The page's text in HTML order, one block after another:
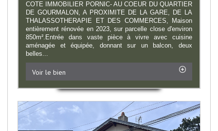
COTE IMMOBILIER PORNIC- AU COEUR DU QUARTIER
DE GOURMALON, A PROXIMITE DE LA GARE, DE LA
THALASSOTHERAPIE ET DES COMMERCES, Maison
entièrement rénovée en 2023, sur parcelle close d'environ
850m².Entrée dans vaste pièce à vivre avec cuisine
aménagée et équipée, donnant sur un balcon, deux
belles...
Voir le bien